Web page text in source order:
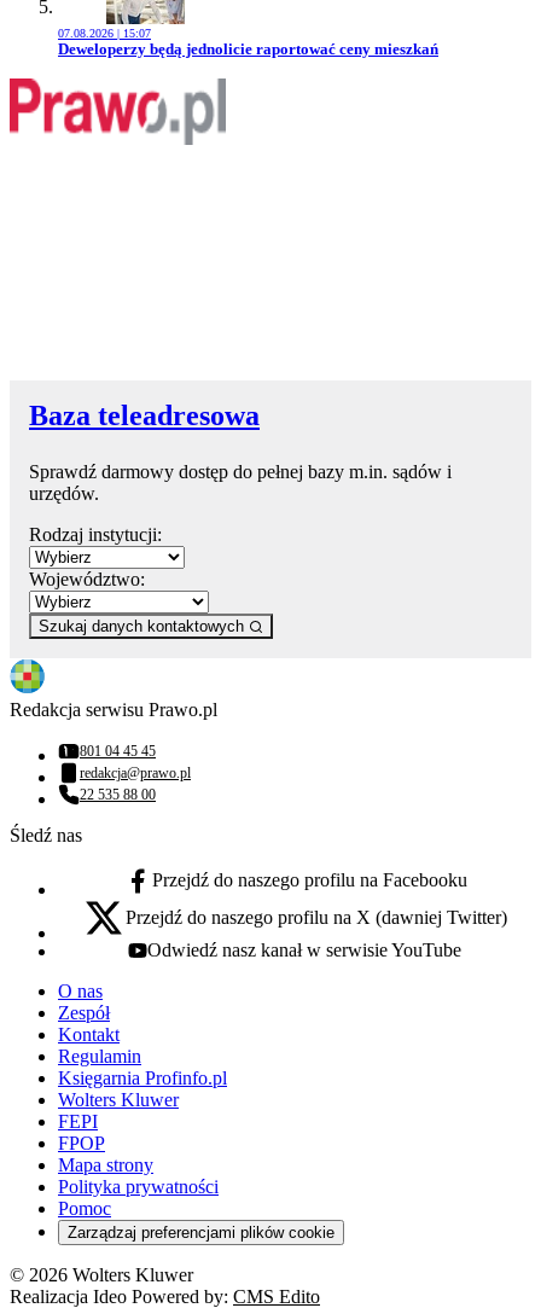
07.08.2026 | 15:07
Przejdź do artykułu:
Deweloperzy będą jednolicie raportować ceny mieszkań
Baza teleadresowa
Sprawdź darmowy dostęp do pełnej bazy m.in. sądów i
urzędów.
Rodzaj instytucji:
Województwo:
Szukaj danych kontaktowych
Redakcja serwisu Prawo.pl
Numer telefonu:
801 04 45 45
Adres email:
redakcja@prawo.pl
Numer telefonu:
22 535 88 00
Śledź nas
facebook - otwiera się w nowej karcie
Przejdź do naszego profilu na Facebooku
x - otwiera się w nowej karcie
Przejdź do naszego profilu na X (dawniej Twitter)
youtube - otwiera się w nowej karcie
Odwiedź nasz kanał w serwisie YouTube
O nas
Zespół
Kontakt
Regulamin
Księgarnia Profinfo.pl
Wolters Kluwer
FEPI
FPOP
Mapa strony
Polityka prywatności
Pomoc
Zarządzaj preferencjami plików cookie
© 2026 Wolters Kluwer
Realizacja Ideo Powered by: CMS Edito